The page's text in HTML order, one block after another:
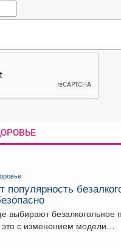
популярность
выбирают безалкогольное
с изменением модели